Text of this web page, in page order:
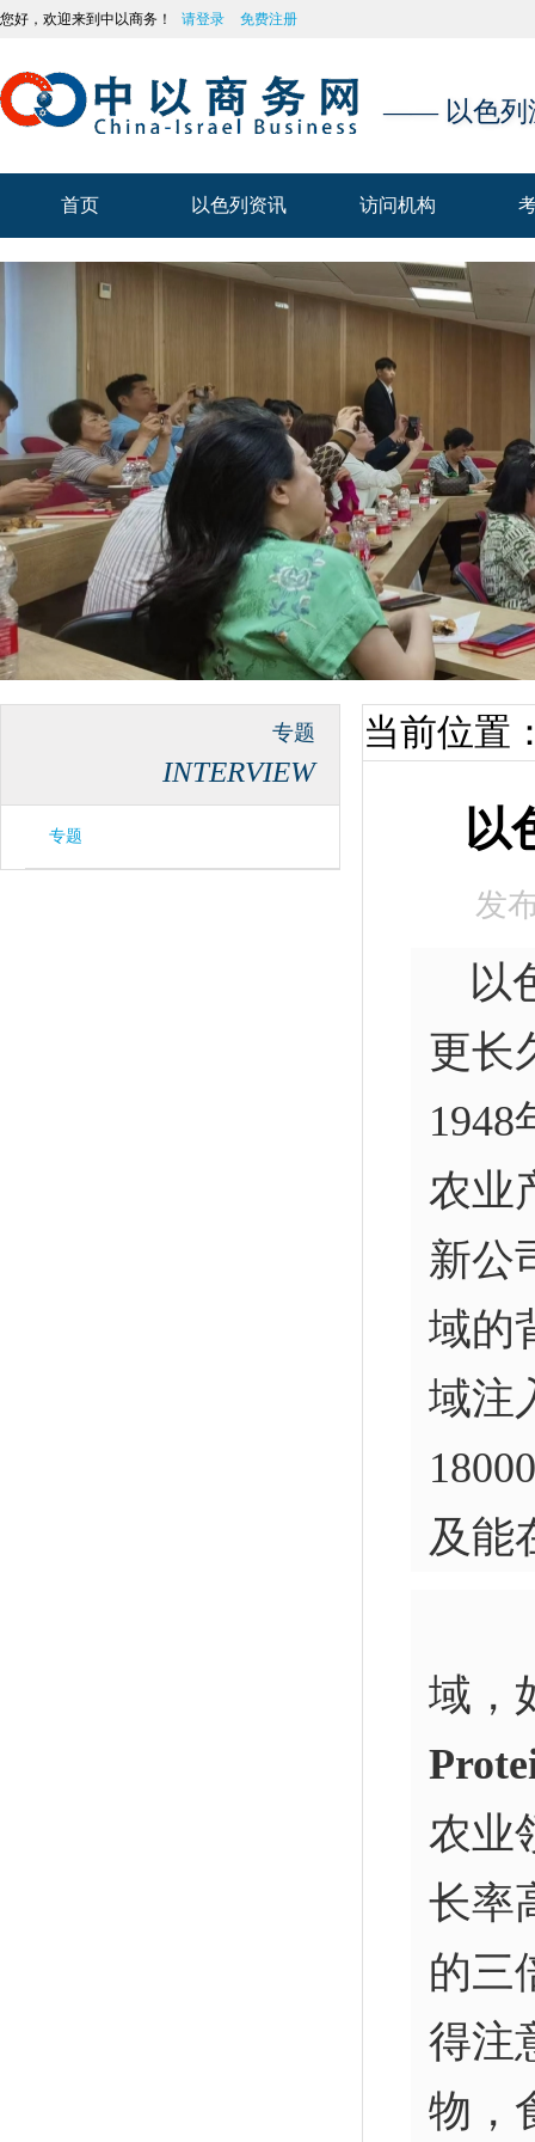
您好，欢迎来到中以商务！ 请登录 免费注册
—— 以色列
首页 以色列资讯
以色列资讯
访问机构
访问机构
专题
INTERVIEW
专题
当前位置
以
发
以
更长
农业
新公
域的
域注
及能
域，
农业
长率
的三
得注
物，